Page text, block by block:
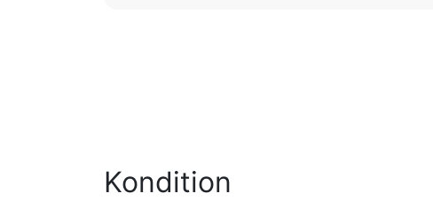
Kondition